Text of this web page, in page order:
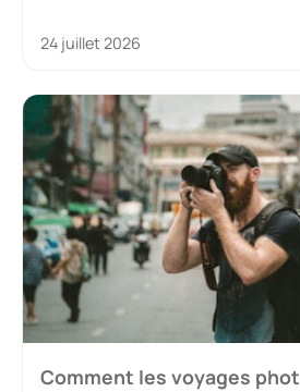
24 juillet 2026
Comment les voyages